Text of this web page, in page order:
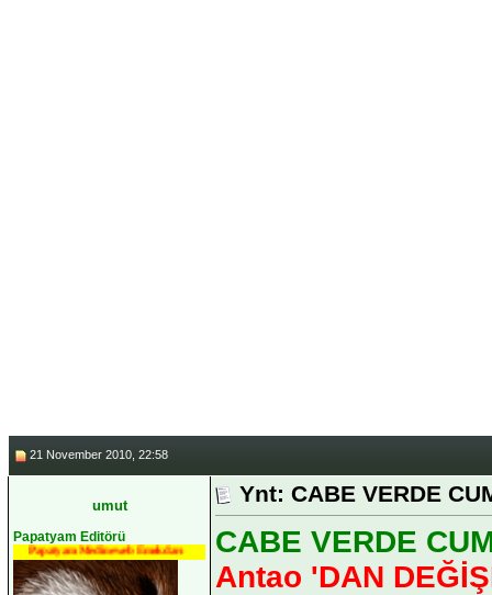
21 November 2010, 22:58
umut
Papatyam Editörü
Papatyam Medineweb Emekdarı
Ynt: CABE VERDE
CABE VERDE
Antao 'DAN